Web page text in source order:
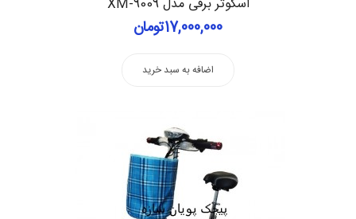
اسکوتر برقی مدل XM-9009
17,000,000تومان
اضافه به سبد خرید